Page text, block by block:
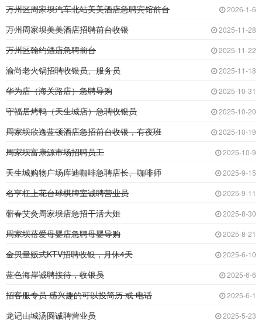
万州区周家坝汽车北站美美酒店急聘宾馆前台 2026-1-6
万州周家坝美美酒店招聘前台收银 2025-11-28
万州区翰约酒店急聘前台 2025-11-22
渝尚老火锅招聘收银员、服务员 2025-11-18
华为店（海关路店）急聘导购 2025-10-31
守福居烤鸭（天生城店）急聘收银员 2025-10-20
周家坝欣逸蓝顿酒店急招前台收银，有夜班 2025-10-19
周家坝富康源市场招聘员工 2025-10-9
天生城购物广场库迪咖啡急聘店长、咖啡师 2025-9-15
名亨杠上花台球棋牌室诚聘营业员 2025-9-11
蕲春艾灸周家坝店急招干活大姐 2025-8-30
周家坝蓓爱母婴店急聘母婴导购 2025-8-21
金贝量贩式KTV招聘收银，月休4天 2025-6-10
蓝色海岸诚聘接待，收银员 2025-6-6
招客服专员 感兴趣的可以投简历 或 电话 2025-6-1
龙记山城汤圆诚聘营业员 2025-5-23